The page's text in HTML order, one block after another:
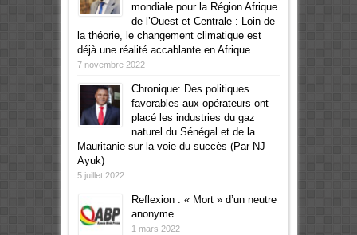
mondiale pour la Région Afrique
de l’Ouest et Centrale : Loin de
la théorie, le changement climatique est
déjà une réalité accablante en Afrique
7 novembre 2022
Chronique: Des politiques
favorables aux opérateurs ont
placé les industries du gaz
naturel du Sénégal et de la
Mauritanie sur la voie du succès (Par NJ
Ayuk)
5 juillet 2022
Reflexion : « Mort » d’un neutre
anonyme
1 mars 2022